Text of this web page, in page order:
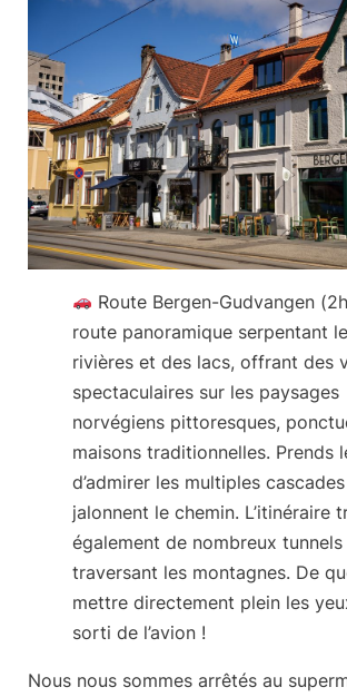
Route Bergen-Gudvangen
route panoramique serpentant
rivières et des lacs, offrant des
spectaculaires sur les paysages
norvégiens pittoresques,
maisons traditionnelles. Prends
d’admirer les multiples
jalonnent le chemin. L’itinéraire
également de nombreux tunnels
traversant les montagnes. De
mettre directement plein les
sorti de l’avion !
Nous nous sommes arrêtés au